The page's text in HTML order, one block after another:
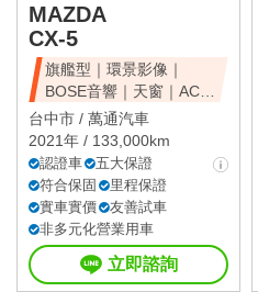
MAZDA
CX-5
旗艦型｜環景影像｜
BOSE音響｜天窗｜ACC
全速域｜質感休旅
台中市 / 萬通汽車
2021年 / 133,000km
認證車
五大保證
符合保固
里程保證
實車實價
友善試車
非多元化營業用車
立即諮詢